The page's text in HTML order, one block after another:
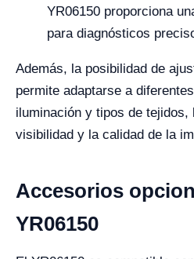
YR06150 proporciona
para diagnósticos
Además, la posibilidad de
permite adaptarse a
iluminación y tipos de tejidos,
visibilidad y la calidad de la
Accesorios
YR06150